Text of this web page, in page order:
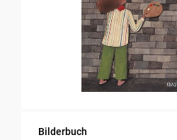
Bilderbuch